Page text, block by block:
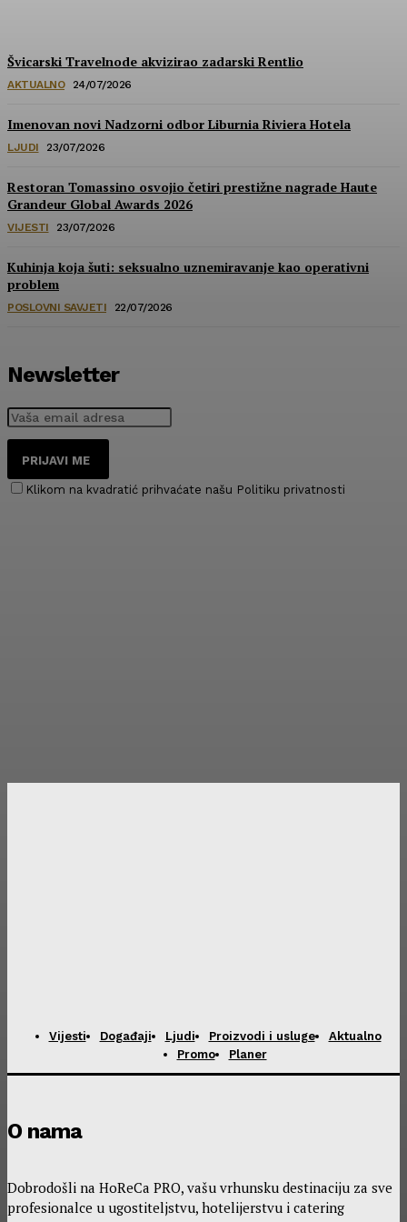
Švicarski Travelnode akvizirao zadarski Rentlio
AKTUALNO 24/07/2026
Imenovan novi Nadzorni odbor Liburnia Riviera Hotela
LJUDI 23/07/2026
Restoran Tomassino osvojio četiri prestižne nagrade Haute
Grandeur Global Awards 2026
VIJESTI 23/07/2026
Kuhinja koja šuti: seksualno uznemiravanje kao operativni
problem
POSLOVNI SAVJETI 22/07/2026
Newsletter
PRIJAVI ME
Klikom na kvadratić prihvaćate našu Politiku privatnosti
Vijesti Događaji Ljudi Proizvodi i usluge
Aktualno
Promo
Planer
O nama
Dobrodošli na HoReCa PRO, vašu vrhunsku destinaciju za sve
profesionalce u ugostiteljstvu, hotelijerstvu i catering